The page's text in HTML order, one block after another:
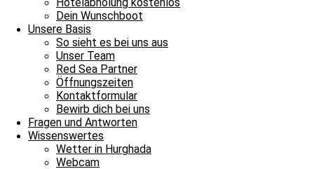
Dein Wunschboot
Unsere Basis
So sieht es bei uns aus
Unser Team
Red Sea Partner
Öffnungszeiten
Kontaktformular
Bewirb dich bei uns
Fragen und Antworten
Wissenswertes
Wetter in Hurghada
Webcam
Ausbildung. Weiterbildung. Tauchspass.